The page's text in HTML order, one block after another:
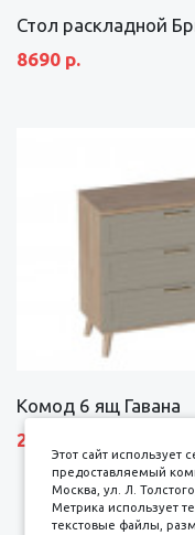
Стол раскладной
8690 р.
Комод 6 ящ Гавана
27690 р.
Этот сайт использует
предоставляемый
Москва, ул. Л.
Метрика использует
текстовые файлы,